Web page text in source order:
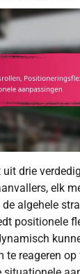
uit drie
elk
algehele
positionele
te reageren